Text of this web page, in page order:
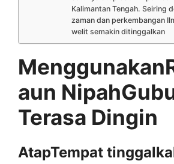
Kalimantan Tengah. Seiring
zaman dan perkembangan
welit semakin ditinggalkan
aun
Terasa Dingin
AtapTempat